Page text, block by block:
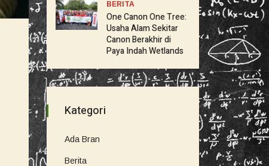
BERITA
One Canon One Tree:
Usaha Alam Sekitar
Canon Berakhir di
Paya Indah Wetlands
Kategori
Ada Bran
Berita